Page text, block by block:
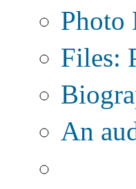
Photo
Files:
An